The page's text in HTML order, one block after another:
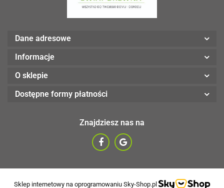
Dane adresowe
Informacje
O sklepie
Dostępne formy płatności
Znajdziesz nas na
Sklep internetowy na oprogramowaniu Sky-Shop.pl